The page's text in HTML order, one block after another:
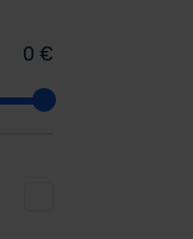
0 €